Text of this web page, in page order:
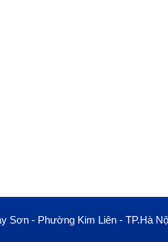
Sơn - Phường Kim Liên - TP.Hà